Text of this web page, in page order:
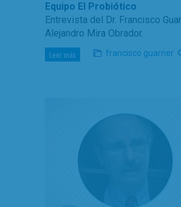
Equipo El Probiótico
Entrevista del Dr. Francisco
Alejandro Mira Obrador.
Leer más francisco guarner